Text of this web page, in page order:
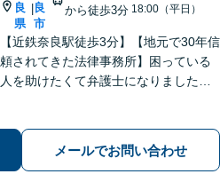
良
県
|良
市
から徒歩3分 18:00（平日）
【近鉄奈良駅徒歩3分】【地元で30年信
頼されてきた法律事務所】困っている
人を助けたくて弁護士になりました。
借金でお困りの方はぜひ一度ご相談く
メールでお問い合わせ